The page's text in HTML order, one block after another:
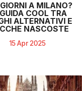
A MILANO?
COOL TRA
ALTERNATIVI E
NASCOSTE
15 Apr 2025